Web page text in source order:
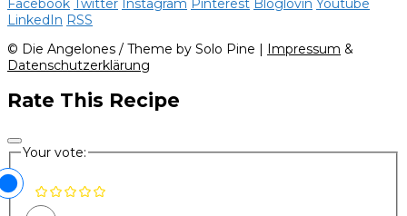
Facebook Twitter Instagram Pinterest Bloglovin Youtube
LinkedIn RSS
© Die Angelones / Theme by Solo Pine | Impressum &
Datenschutzerklärung
Rate This Recipe
Your vote: